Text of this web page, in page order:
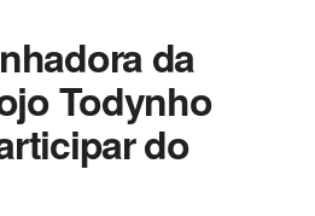
da
Todynho
do